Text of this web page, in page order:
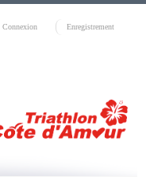
Connexion Enregistrement